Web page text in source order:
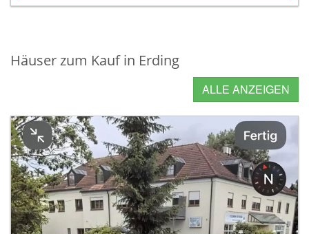
Häuser zum Kauf in Erding
ALLE ANZEIGEN